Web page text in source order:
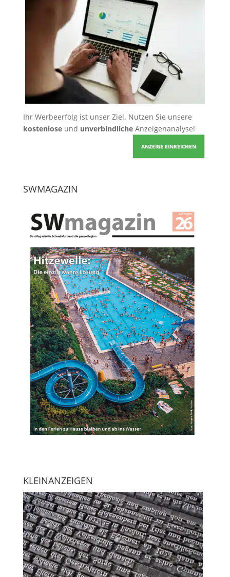
Ihr Werbeerfolg ist unser Ziel. Nutzen Sie unsere
kostenloseund unverbindlicheAnzeigenanalyse!
ANZEIGE EINREICHEN
SWMAGAZIN
KLEINANZEIGEN